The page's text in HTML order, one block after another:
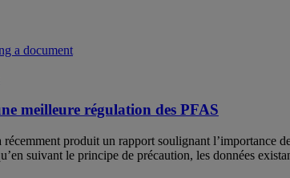
meilleure régulation des PFAS
produit un rapport soulignant l’importance
suivant le principe de précaution, les données